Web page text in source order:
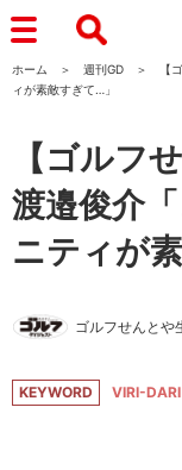
ホーム 週刊GD
【
ィが素敵すぎて…」
【ゴルフ
渡邉俊介
ニティが
ゴルフせんとや
KEYWORD VIRI-